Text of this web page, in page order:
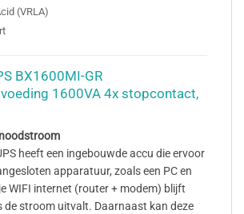
(VRLA)
BX1600MI-GR
1600VA 4x stopcontact,
heeft een ingebouwde accu die ervoor
apparatuur, zoals een PC en
WIFI internet (router + modem) blijft
de stroom uitvalt. Daarnaast kan deze